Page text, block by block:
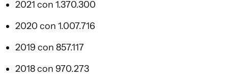
2021 con 1.370.300
2020 con 1.007.716
2019 con 857.117
2018 con 970.273